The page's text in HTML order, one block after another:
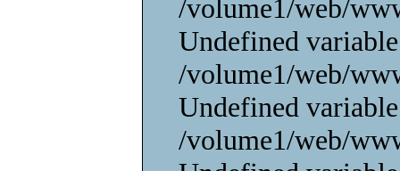
/volume1/web/
Undefined
/volume1/web/
Undefined
/volume1/web/